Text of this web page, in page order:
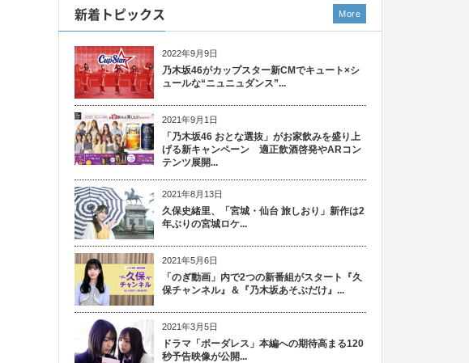
新着トピックス
2022年9月9日
乃木坂46がカップスター新CMでキュート×シ
ュールな“ニュニュダンス”...
2021年9月1日
「乃木坂46 おとな選抜」がお家飲みを盛り上
げる新キャンペーン 適正飲酒啓発やARコン
テンツ展開...
2021年8月13日
久保史緒里、「宮城・仙台 旅しおり」新作は2
年ぶりの宮城ロケ...
2021年5月6日
「のぎ動画」内で2つの新番組がスタート『久
保チャンネル』＆『乃木坂あそぶだけ』...
2021年3月5日
ドラマ「ボーダレス」本編への期待高まる120
秒予告映像が公開...
More